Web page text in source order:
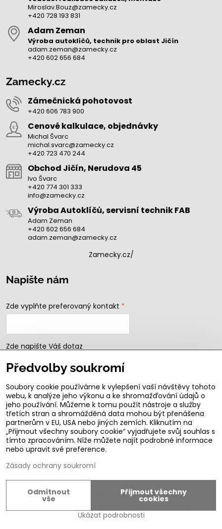
Miroslav.Bouz@zamecky.cz
+420 728 193 831
Adam Zeman
Výroba autoklíčů, technik pro oblast Jičín
adam.zeman@zamecky.cz
+420 602 656 684
Zamecky.cz
Zámečnická pohotovost
+420 606 783 900
Cenové kalkulace, objednávky
Michal Švarc
michal.svarc@zamecky.cz
+420 723 470 244
Obchod Jičín, Nerudova 45
Ivo Švarc
+420 774 301 333
info@zamecky.cz
Výroba Autoklíčů, servisní technik FAB
Adam Zeman
+420 602 656 684
adam.zeman@zamecky.cz
Zamecky.cz/
Napište nám
Zde vyplňte preferovaný kontakt *
Zde napište Váš dotaz
Odeslat
B2b podmínky pro registrované partnery
Copyright
Vytvořeno systémem:ByznysWeb.cz
Předvolby soukromí
Soubory cookie používáme k vylepšení vaší návštěvy tohoto
webu, k analýze jeho výkonu a ke shromažďování údajů o
jeho používání. Můžeme k tomu použít nástroje a služby
třetích stran a shromážděná data mohou být přenášena
partnerům v EU, USA nebo jiných zemích. Kliknutím na
„Přijmout všechny soubory cookie“ vyjadřujete svůj souhlas s
tímto zpracováním. Níže můžete najít podrobné informace
nebo upravit své preference.
Zásady ochrany soukromí
Ukázat podrobnosti
Přijmout všechny
cookies
Odmítnout
vše